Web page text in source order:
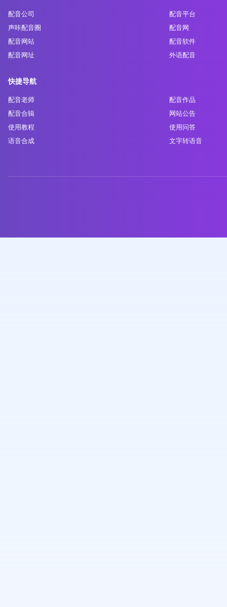
配音公司
配音平台
声咔配音圈
配音网
配音网站
配音软件
配音网址
外语配音
快捷导航
配音老师
配音作品
配音合辑
网站公告
使用教程
使用问答
语音合成
文字转语音